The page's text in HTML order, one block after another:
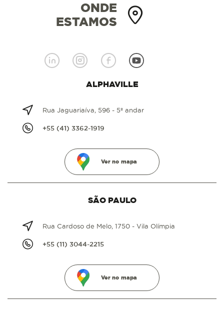
ONDE
ESTAMOS
ALPHAVILLE
Rua Jaguariaíva, 596 - 5º andar
+55 (41) 3362-1919
Ver no mapa
SÃO PAULO
Rua Cardoso de Melo, 1750 - Vila Olímpia
+55 (11) 3044-2215
Ver no mapa